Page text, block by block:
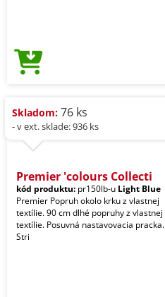
Skladom: 76 ks
- v ext. sklade: 936 ks
Premier 'colours Collecti
kód produktu: pr150lb-u Light Blue
Premier Popruh okolo krku z vlastnej
textílie. 90 cm dlhé popruhy z vlastnej
textílie. Posuvná nastavovacia pracka.
Stri